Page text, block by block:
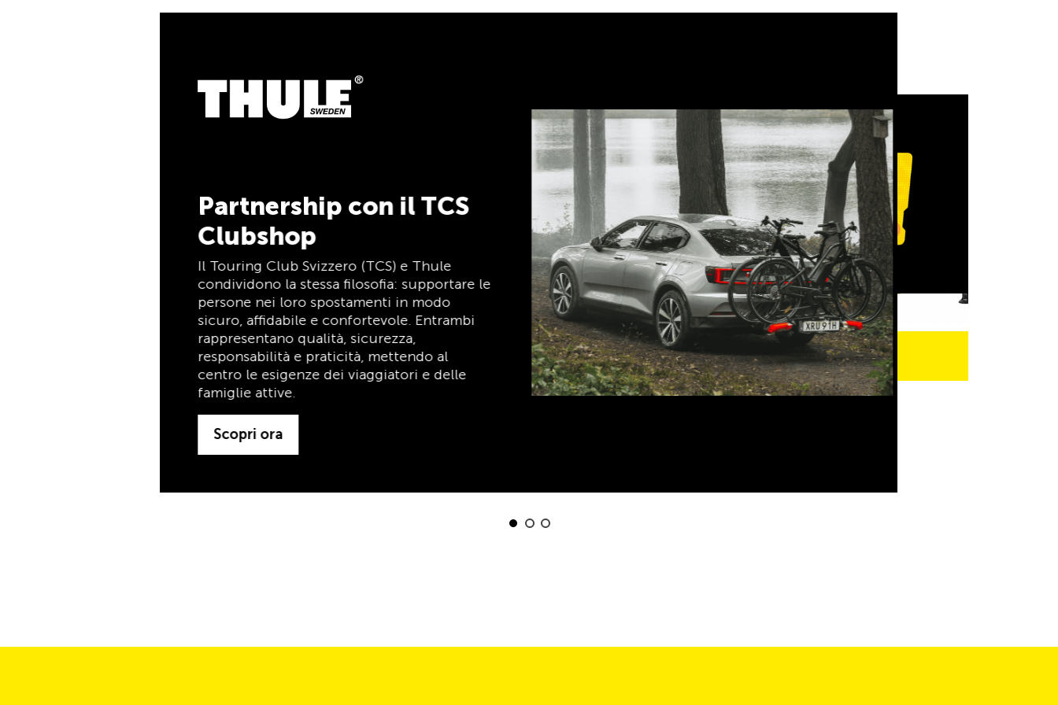
Partnership con il TCS
Clubshop
Il Touring Club Svizzero (TCS) e Thule
condividono la stessa filosofia: supportare le
persone nei loro spostamenti in modo
sicuro, affidabile e confortevole. Entrambi
rappresentano qualità, sicurezza,
responsabilità e praticità, mettendo al
centro le esigenze dei viaggiatori e delle
5% di cashback
Pagate i vostri acquisti su clubshop.ch con
la TCS Member Mastercard®, gratuita per i
tempo indeterminato per i soci TCS.
Scopri ora
TCS sempre al mio
fianco
Il TCS è l’esperto in materia di mobilità,
campeggio, viaggi e sicurezza. Anche i
prodotti TCS riflettono il motto «TCS
sempre al mio fianco» e rappresentano un
aiuto affidabile e pratico durante ogni
spostamento. Tali prodotti sono facilmente
riconoscibili nel negozio grazie all’etichetta
«Always by my side».
Scopri ora